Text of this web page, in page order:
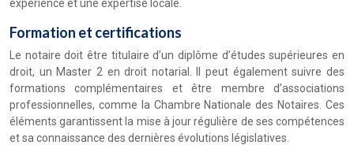
expérience et une expertise locale.
Formation et certifications
Le notaire doit être titulaire d’un diplôme d’études supérieures en
droit, un Master 2 en droit notarial. Il peut également suivre des
formations complémentaires et être membre d’associations
professionnelles, comme la Chambre Nationale des Notaires. Ces
éléments garantissent la mise à jour régulière de ses compétences
et sa connaissance des dernières évolutions législatives.